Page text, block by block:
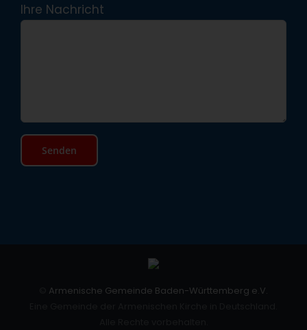
Ihre Nachricht
Armenische Gemeinde Baden-Württemberg e.V.